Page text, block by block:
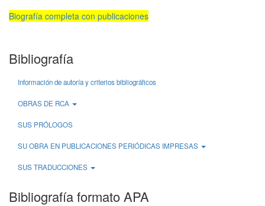
Biografía completa con publicaciones
Bibliografía
Información de autoría y criterios bibliográficos
OBRAS DE RCA
SUS PRÓLOGOS
SU OBRA EN PUBLICACIONES PERIÓDICAS IMPRESAS
SUS TRADUCCIONES
Bibliografía formato APA